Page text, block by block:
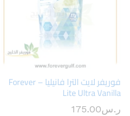
فوريفر لايت الترا فانيليا – Forever
Lite Ultra Vanilla
ر.س175.00